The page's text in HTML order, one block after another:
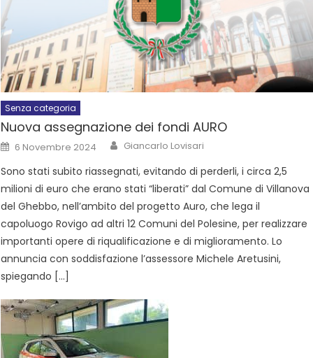
Senza categoria
Nuova assegnazione dei fondi AURO
6 Novembre 2024 Giancarlo Lovisari
Sono stati subito riassegnati, evitando di perderli, i circa 2,5
milioni di euro che erano stati “liberati” dal Comune di Villanova
del Ghebbo, nell’ambito del progetto Auro, che lega il
capoluogo Rovigo ad altri 12 Comuni del Polesine, per realizzare
importanti opere di riqualificazione e di miglioramento. Lo
annuncia con soddisfazione l’assessore Michele Aretusini,
spiegando […]